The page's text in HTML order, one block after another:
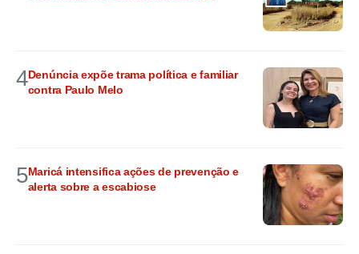
4Denúncia expõe trama política e familiar
contra Paulo Melo
5Maricá intensifica ações de prevenção e
alerta sobre a escabiose